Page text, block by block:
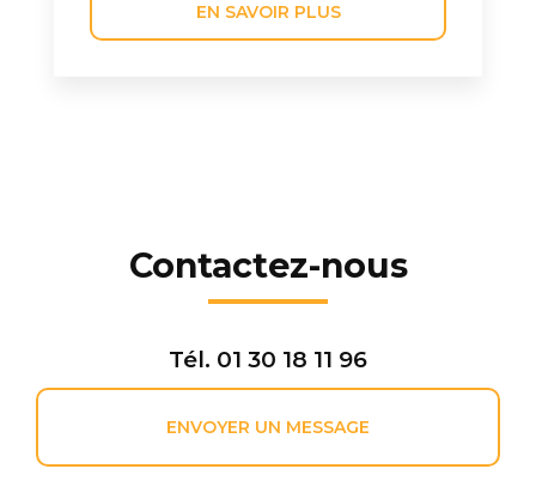
EN SAVOIR PLUS
Contactez-nous
Tél. 01 30 18 11 96
ENVOYER UN MESSAGE